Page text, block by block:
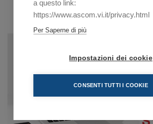
a questo link:
https://www.ascom.vi.it/privacy.html
Per Saperne di più
Impostazioni dei cookie
CONSENTI TUTTI I COOKIE